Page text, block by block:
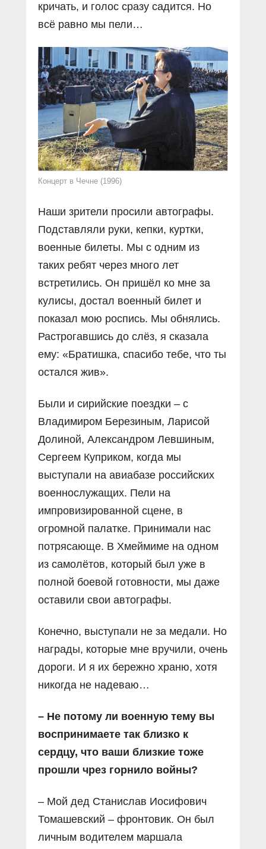
кричать, и голос сразу садится. Но
всё равно мы пели…
Концерт в Чечне (1996)
Наши зрители просили автографы.
Подставляли руки, кепки, куртки,
военные билеты. Мы с одним из
таких ребят через много лет
встретились. Он пришёл ко мне за
кулисы, достал военный билет и
показал мою роспись. Мы обнялись.
Растрогавшись до слёз, я сказала
ему: «Братишка, спасибо тебе, что ты
остался жив».
Были и сирийские поездки – с
Владимиром Березиным, Ларисой
Долиной, Александром Левшиным,
Сергеем Куприком, когда мы
выступали на авиабазе российских
военнослужащих. Пели на
импровизированной сцене, в
огромной палатке. Принимали нас
потрясающе. В Хмеймиме на одном
из самолётов, который был уже в
полной боевой готовности, мы даже
оставили свои автографы.
Конечно, выступали не за медали. Но
награды, которые мне вручили, очень
дороги. И я их бережно храню, хотя
никогда не надеваю…
– Не потому ли военную тему вы
воспринимаете так близко к
сердцу, что ваши близкие тоже
прошли чрез горнило войны?
– Мой дед Станислав Иосифович
Томашевский – фронтовик. Он был
личным водителем маршала